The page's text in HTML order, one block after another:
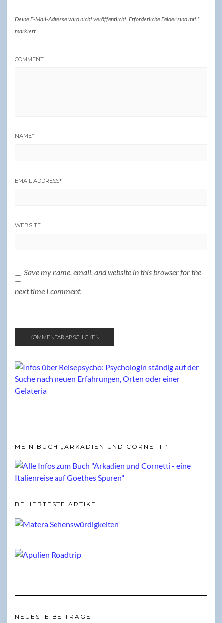
Deine E-Mail-Adresse wird nicht veröffentlicht. Erforderliche Felder sind mit *
markiert
COMMENT
NAME*
EMAIL ADDRESS*
WEBSITE
Save my name, email, and website in this browser for the
next time I comment.
MEIN BUCH „ARKADIEN UND CORNETTI“
BELIEBTESTE ARTIKEL
NEUESTE BEITRÄGE